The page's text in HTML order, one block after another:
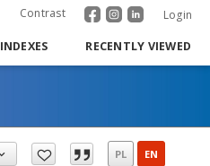
Contrast Login
INDEXES RECENTLY VIEWED
PL EN